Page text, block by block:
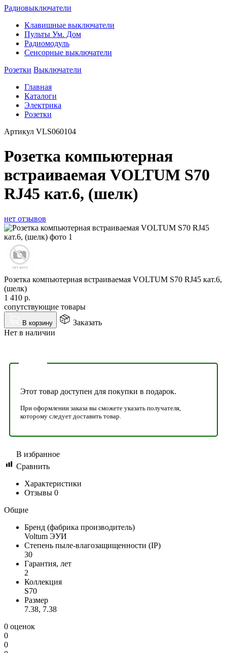
Радиовыключатели
Клавишные выключатели
Пульты Ум. Дом
Радиомодуль
Сенсорные выключатели
Розетки Выключатели
Главная
Каталоги
Электрика
Розетки
Артикул VLS060104
Розетка компьютерная
встраиваемая VOLTUM S70
RJ45 кат.6, (шелк)
нет отзывов
Розетка компьютерная встраиваемая VOLTUM S70 RJ45 кат.6,
(шелк)
1 410 р.
сопутствующие товары
В корзину
Заказать
Нет в наличии
Этот товар доступен для покупки в подарок.
При оформлении заказа вы сможете указать получателя,
которому следует доставить товар.
В избранное
Сравнить
Характеристики
Отзывы 0
Общие
Бренд (фабрика производитель)
Voltum ЭУИ
Степень пыле-влагозащищенности (IP)
30
Гарантия, лет
2
Коллекция
S70
Размер
7.38, 7.38
0 оценок
0
0